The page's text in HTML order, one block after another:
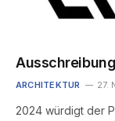
ARCHITEKTUR 27.
2024 würdigt der